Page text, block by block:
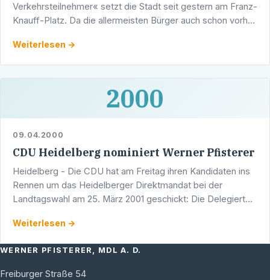
Verkehrsteilnehmer« setzt die Stadt seit gestern am Franz-
Knauff-Platz. Da die allermeisten Bürger auch schon vorher
Weiterlesen →
2000
09.04.2000
CDU Heidelberg nominiert Werner Pfisterer
Heidelberg - Die CDU hat am Freitag ihren Kandidaten ins
Rennen um das Heidelberger Direktmandat bei der
Landtagswahl am 25. März 2001 geschickt: Die Delegierten
Weiterlesen →
WERNER PFISTERER, MDL A. D.
Freiburger Straße 54